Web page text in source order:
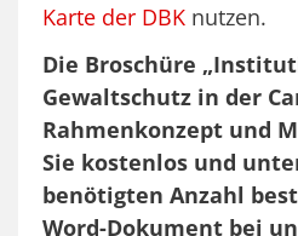
Karte der DBK nutzen.
Die Broschüre
Gewaltschutz in der
Rahmenkonzept und
Sie kostenlos und
benötigten Anzahl
Word-Dokument bei